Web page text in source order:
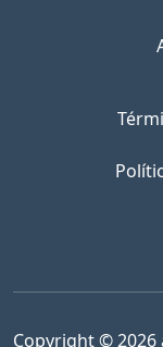
Copyright © 2026